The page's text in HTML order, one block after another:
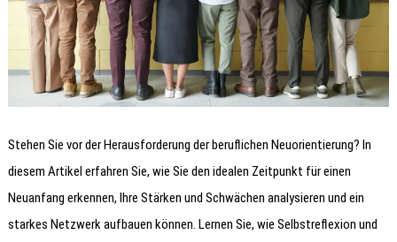
Stehen Sie vor der Herausforderung der beruflichen Neuorientierung? In
diesem Artikel erfahren Sie, wie Sie den idealen Zeitpunkt für einen
Neuanfang erkennen, Ihre Stärken und Schwächen analysieren und ein
starkes Netzwerk aufbauen können. Lernen Sie, wie Selbstreflexion und